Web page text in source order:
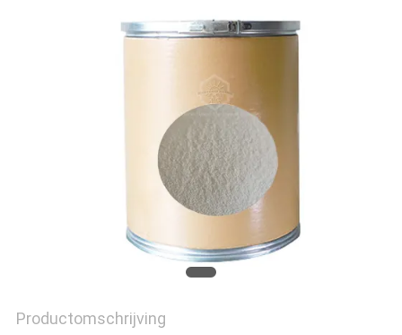
Productomschrijving